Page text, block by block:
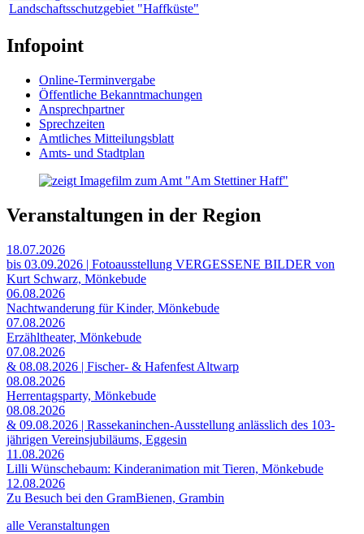
Landschaftsschutzgebiet "Haffküste"
Infopoint
Online-Terminvergabe
Öffentliche Bekanntmachungen
Ansprechpartner
Sprechzeiten
Amtliches Mitteilungsblatt
Amts- und Stadtplan
Veranstaltungen in der Region
18.07.2026
bis 03.09.2026 | Fotoausstellung VERGESSENE BILDER von
Kurt Schwarz, Mönkebude
06.08.2026
Nachtwanderung für Kinder, Mönkebude
07.08.2026
Erzähltheater, Mönkebude
07.08.2026
& 08.08.2026 | Fischer- & Hafenfest Altwarp
08.08.2026
Herrentagsparty, Mönkebude
08.08.2026
& 09.08.2026 | Rassekaninchen-Ausstellung anlässlich des 103-
jährigen Vereinsjubiläums, Eggesin
11.08.2026
Lilli Wünschebaum: Kinderanimation mit Tieren, Mönkebude
12.08.2026
Zu Besuch bei den GramBienen, Grambin
alle Veranstaltungen